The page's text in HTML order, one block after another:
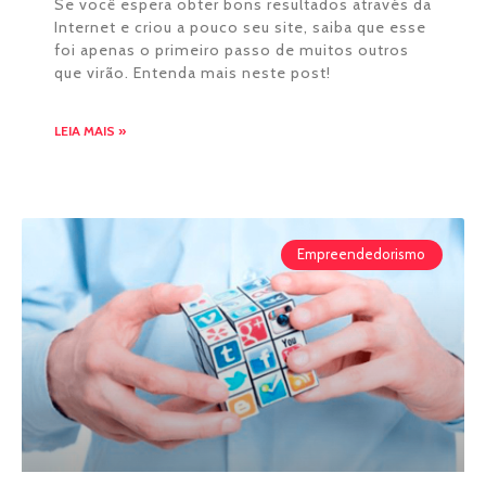
Internet e criou a pouco seu site, saiba que esse
foi apenas o primeiro passo de muitos outros
que virão. Entenda mais neste post!
LEIA MAIS »
Empreendedorismo